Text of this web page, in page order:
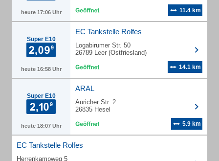
heute 17:06 Uhr 11.4 km
Super E10
heute 16:58 Uhr
EC Tankstelle Rolfes
Logabirumer Str. 50
26789 Leer (Ostfriesland)
14.1 km
Super E10
heute 18:07 Uhr
ARAL
Auricher Str. 2
26835 Hesel
5.9 km
EC Tankstelle Rolfes
Herrenkampweg 5